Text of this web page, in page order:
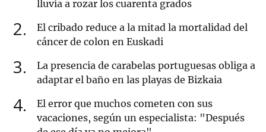
lluvia a rozar los cuarenta grados
2
El cribado reduce a la mitad la mortalidad del
cáncer de colon en Euskadi
3
La presencia de carabelas portuguesas obliga a
adaptar el baño en las playas de Bizkaia
4
El error que muchos cometen con sus
vacaciones, según un especialista: "Después